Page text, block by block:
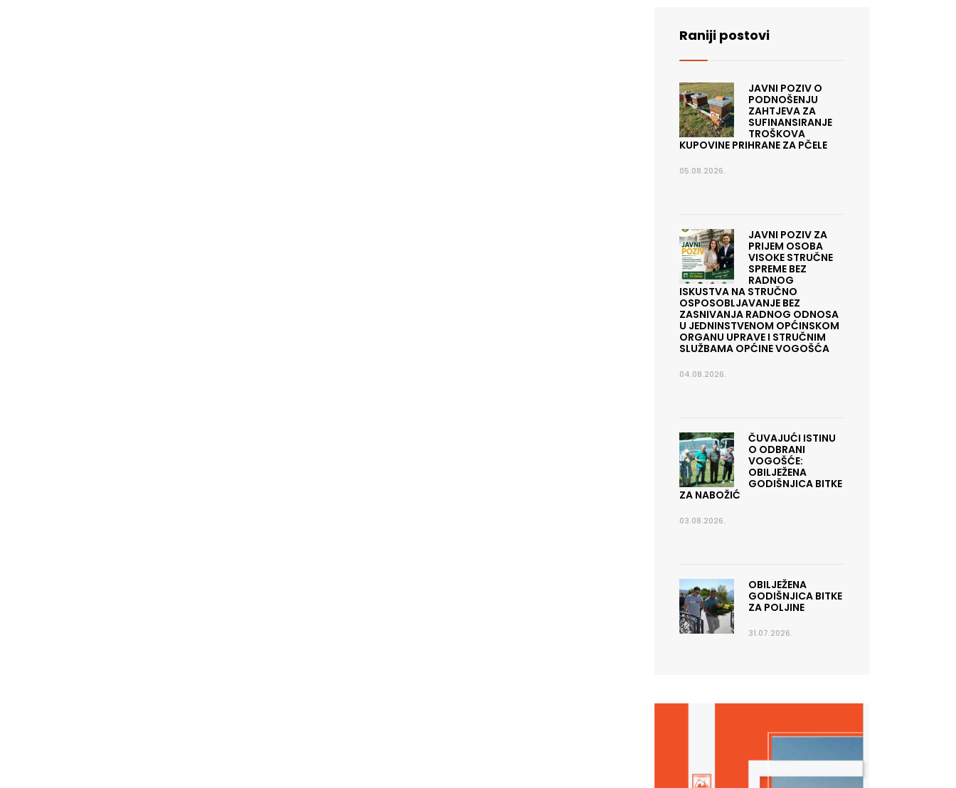
Raniji postovi
JAVNI POZIV O
PODNOŠENJU
ZAHTJEVA ZA
SUFINANSIRANJE
TROŠKOVA
KUPOVINE PRIHRANE ZA PČELE
05.08.2026.
JAVNI POZIV ZA
PRIJEM OSOBA
VISOKE STRUČNE
SPREME BEZ
RADNOG
ISKUSTVA NA STRUČNO
OSPOSOBLJAVANJE BEZ
ZASNIVANJA RADNOG ODNOSA
U JEDNINSTVENOM OPĆINSKOM
ORGANU UPRAVE I STRUČNIM
SLUŽBAMA OPĆINE VOGOŠĆA
04.08.2026.
ČUVAJUĆI ISTINU
O ODBRANI
VOGOŠĆE:
OBILJEŽENA
GODIŠNJICA BITKE
ZA NABOŽIĆ
03.08.2026.
OBILJEŽENA
GODIŠNJICA BITKE
ZA POLJINE
31.07.2026.